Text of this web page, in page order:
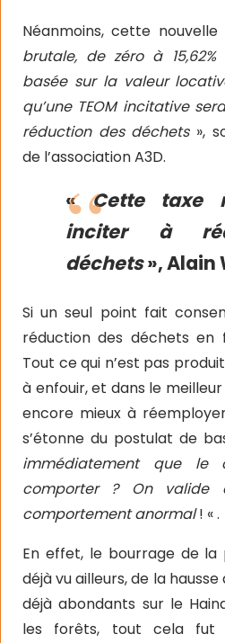
Néanmoins, cette
brutale, de zéro à
basée sur la valeur
qu’une TEOM incitative
réduction des déchets »,
de l’association A3D.
«Cette taxe
inciter à
déchets», Alain
Si un seul point fait
réduction des déchets en
Tout ce qui n’est pas
à enfouir, et dans le
encore mieux à
s’étonne du postulat de
immédiatement que
comporter ? On valide
comportement anormal! « .
En effet, le bourrage de la
déjà vu ailleurs, de la
déjà abondants sur le
les forêts, tout cela fut